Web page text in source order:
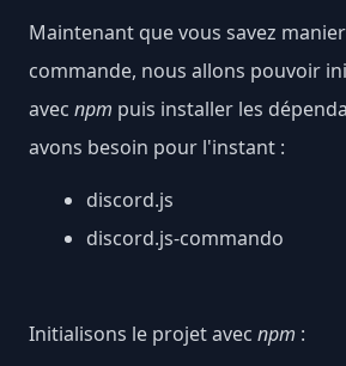
Maintenant que vous savez
commande, nous allons pouvoir
avec npm puis installer les
avons besoin pour l'instant :
discord.js
discord.js-commando
Initialisons le projet avec npm :